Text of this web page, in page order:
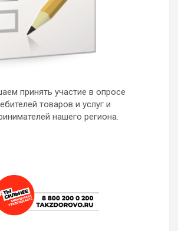
принять участие в опросе
товаров и услуг и
нашего региона.